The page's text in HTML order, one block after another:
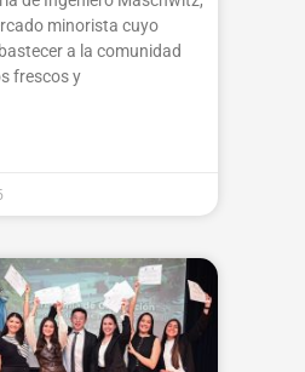
minorista cuyo
a la comunidad
frescos y